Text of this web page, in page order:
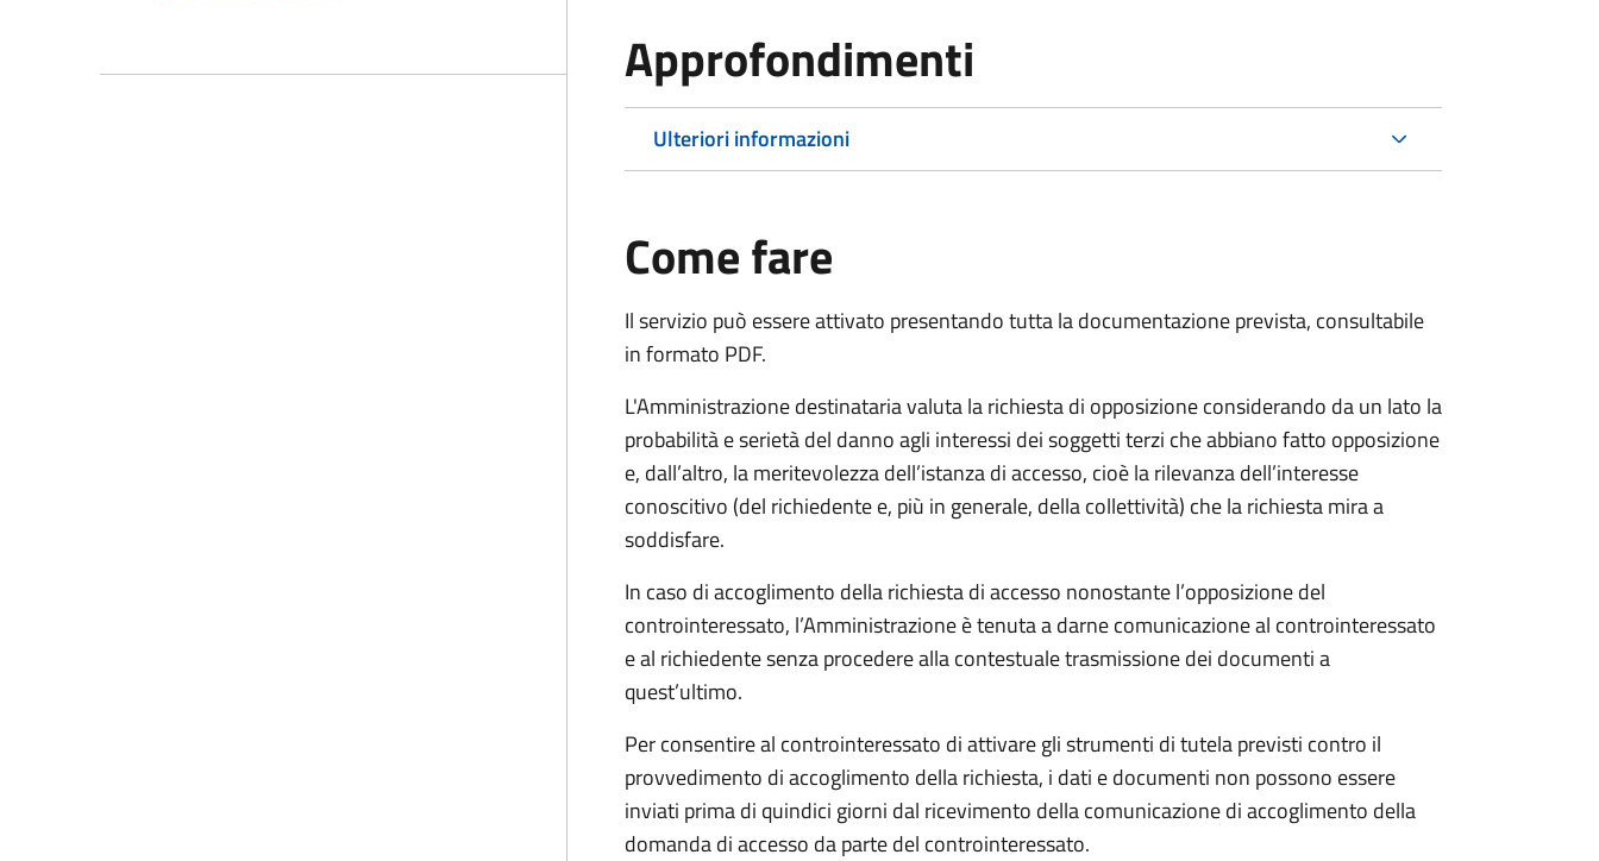
Approfondimenti
Ulteriori informazioni
Come fare
Il servizio può essere attivato presentando tutta la documentazione prevista, consultabile
in formato PDF.
L'Amministrazione destinataria valuta la richiesta di opposizione considerando da un lato la
probabilità e serietà del danno agli interessi dei soggetti terzi che abbiano fatto opposizione
e, dall’altro, la meritevolezza dell’istanza di accesso, cioè la rilevanza dell’interesse
conoscitivo (del richiedente e, più in generale, della collettività) che la richiesta mira a
soddisfare.
In caso di accoglimento della richiesta di accesso nonostante l’opposizione del
controinteressato, l’Amministrazione è tenuta a darne comunicazione al controinteressato
e al richiedente senza procedere alla contestuale trasmissione dei documenti a
quest’ultimo.
Per consentire al controinteressato di attivare gli strumenti di tutela previsti contro il
provvedimento di accoglimento della richiesta, i dati e documenti non possono essere
inviati prima di quindici giorni dal ricevimento della comunicazione di accoglimento della
domanda di accesso da parte del controinteressato.